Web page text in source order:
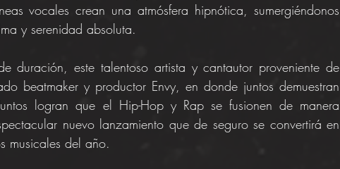
vocales crean una atmósfera hipnótica, sumergiéndonos
y serenidad absoluta.
duración, este talentoso artista y cantautor proveniente de
beatmaker y productor Envy, en donde juntos demuestran
logran que el Hip-Hop y Rap se fusionen de manera
nuevo lanzamiento que de seguro se convertirá en
musicales del año.